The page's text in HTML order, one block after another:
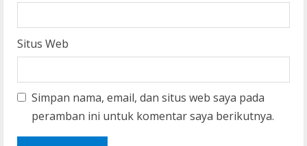
Situs Web
Simpan nama, email, dan situs web saya pada
peramban ini untuk komentar saya berikutnya.